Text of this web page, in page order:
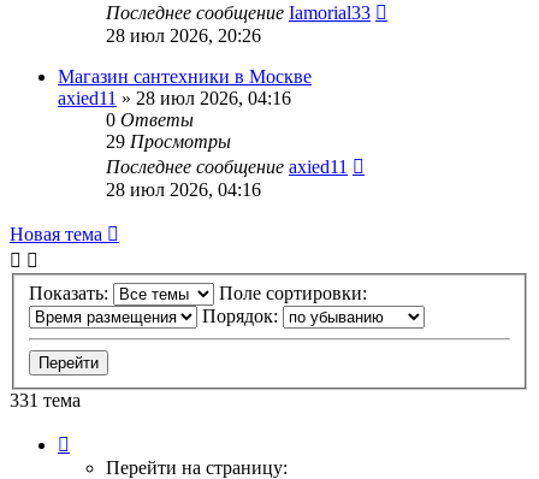
Последнее сообщение Iamorial33
28 июл 2026, 20:26
Магазин сантехники в Москве
axied11 » 28 июл 2026, 04:16
0 Ответы
29 Просмотры
Последнее сообщение axied11
28 июл 2026, 04:16
Новая тема
Показать:
Поле сортировки:
Порядок:
331 тема
Перейти на страницу: